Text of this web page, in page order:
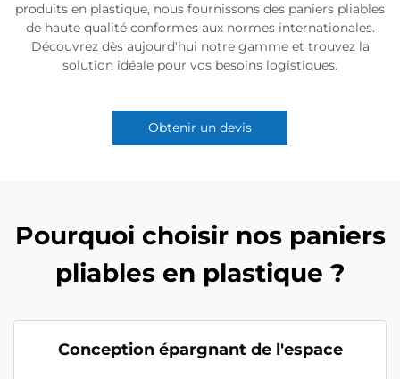
produits en plastique, nous fournissons des paniers pliables
de haute qualité conformes aux normes internationales.
Découvrez dès aujourd'hui notre gamme et trouvez la
solution idéale pour vos besoins logistiques.
Obtenir un devis
Pourquoi choisir nos paniers
pliables en plastique ?
Conception épargnant de l'espace